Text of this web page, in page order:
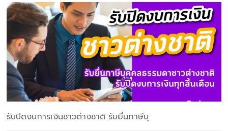
รับปิดงบการเงินชาวต่างชาติ รับยื่นภาษีบุ